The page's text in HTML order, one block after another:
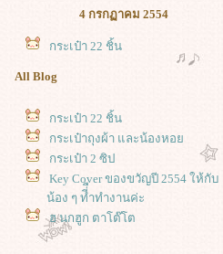
4 กรกฏาคม 2554
กระเป๋า 22 ชิ้น
All Blog
กระเป๋า 22 ชิ้น
กระเป๋าถุงผ้า และน้องหอ
กระเป๋า 2 ซิป
Key Cover ของขวัญปี 2554 ให้กับ
น้อง ๆ ที่ืำทำงานค่ะ
ฮ นกฮูก ตาโต๊โต